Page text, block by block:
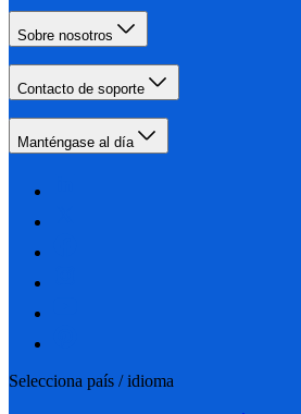
Sobre nosotros
Contacto de soporte
Manténgase al día
Selecciona país / idioma